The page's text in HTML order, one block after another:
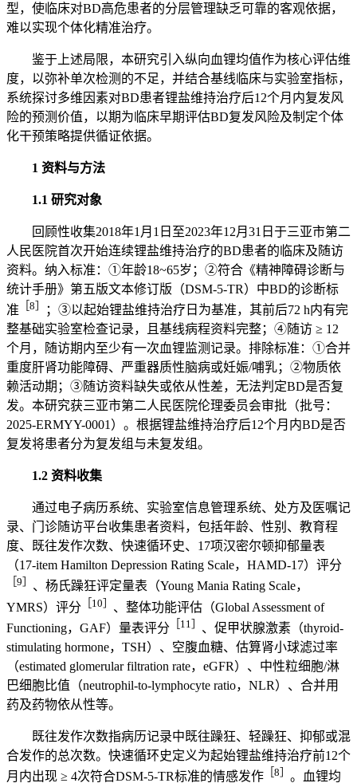
型，使临床对BD高危患者的分层管理缺乏可靠的客观依据，
难以实现个体化精准治疗。
鉴于上述局限，本研究引入纵向血锂均值作为核心评估维
度，以弥补单次检测的不足，并结合基线临床与实验室指标，
系统探讨多维因素对BD患者锂盐维持治疗后12个月内复发风
险的预测价值，以期为临床早期评估BD复发风险及制定个体
化干预策略提供循证依据。
1 资料与方法
1.1 研究对象
回顾性收集2018年1月1日至2023年12月31日于三亚市第二
人民医院首次开始连续锂盐维持治疗的BD患者的临床及随访
资料。纳入标准：①年龄18~65岁；②符合《精神障碍诊断与
统计手册》第五版文本修订版（DSM-5-TR）中BD的诊断标
准 ［8］
；③以起始锂盐维持治疗日为基准，其前后72 h内有完
整基础实验室检查记录，且基线病程资料完整；④随访 ≥ 12
个月，随访期内至少有一次血锂监测记录。排除标准：①合并
重度肝肾功能障碍、严重器质性脑病或妊娠/哺乳；②物质依
赖活动期；③随访资料缺失或依从性差，无法判定BD是否复
发。本研究获三亚市第二人民医院伦理委员会审批（批号：
2025-ERMYY-0001）。根据锂盐维持治疗后12个月内BD是否
复发将患者分为复发组与未复发组。
1.2 资料收集
通过电子病历系统、实验室信息管理系统、处方及医嘱记
录、门诊随访平台收集患者资料，包括年龄、性别、教育程
度、既往发作次数、快速循环史、17项汉密尔顿抑郁量表
（17-item Hamilton Depression Rating Scale，HAMD-17）评分
［9］ 、杨氏躁狂评定量表（Young Mania Rating Scale，
YMRS）评分 ［10］ 、整体功能评估（Global Assessment of
Functioning，GAF）量表评分 ［11］ 、促甲状腺激素（thyroid-
stimulating hormone，TSH）、空腹血糖、估算肾小球滤过率
（estimated glomerular filtration rate，eGFR）、中性粒细胞/淋
巴细胞比值（neutrophil-to-lymphocyte ratio，NLR）、合并用
药及药物依从性等。
既往发作次数指病历记录中既往躁狂、轻躁狂、抑郁或混
合发作的总次数。快速循环史定义为起始锂盐维持治疗前12个
月内出现 ≥ 4次符合DSM-5-TR标准的情感发作 ［8］ 。血锂均